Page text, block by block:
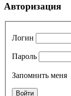
Авторизация
Логин
Пароль
Запомнить меня